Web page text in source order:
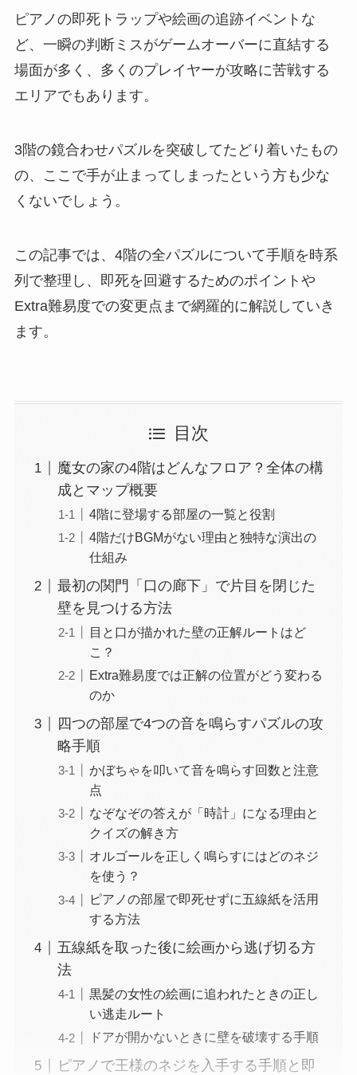
ピアノの即死トラップや絵画の追跡イベントな
ど、一瞬の判断ミスがゲームオーバーに直結する
場面が多く、多くのプレイヤーが攻略に苦戦する
エリアでもあります。
3階の鏡合わせパズルを突破してたどり着いたもの
の、ここで手が止まってしまったという方も少な
くないでしょう。
この記事では、4階の全パズルについて手順を時系
列で整理し、即死を回避するためのポイントや
Extra難易度での変更点まで網羅的に解説していき
ます。
目次
魔女の家の4階はどんなフロア？全体の構
成とマップ概要
4階に登場する部屋の一覧と役割
4階だけBGMがない理由と独特な演出の
仕組み
最初の関門「口の廊下」で片目を閉じた
壁を見つける方法
目と口が描かれた壁の正解ルートはど
こ？
Extra難易度では正解の位置がどう変わる
のか
四つの部屋で4つの音を鳴らすパズルの攻
略手順
かぼちゃを叩いて音を鳴らす回数と注意
点
なぞなぞの答えが「時計」になる理由と
クイズの解き方
オルゴールを正しく鳴らすにはどのネジ
を使う？
ピアノの部屋で即死せずに五線紙を活用
する方法
五線紙を取った後に絵画から逃げ切る方
法
黒髪の女性の絵画に追われたときの正し
い逃走ルート
ドアが開かないときに壁を破壊する手順
ピアノで王様のネジを入手する手順と即